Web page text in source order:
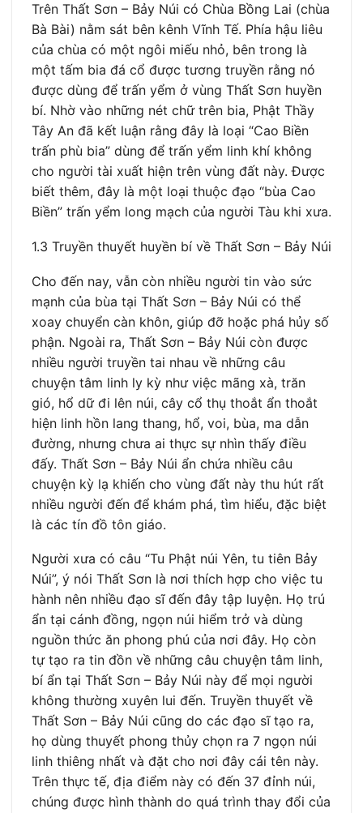
Trên Thất Sơn – Bảy Núi có Chùa Bồng Lai (chùa
Bà Bài) nằm sát bên kênh Vĩnh Tế. Phía hậu liêu
của chùa có một ngôi miếu nhỏ, bên trong là
một tấm bia đá cổ được tương truyền rằng nó
được dùng để trấn yểm ở vùng Thất Sơn huyền
bí. Nhờ vào những nét chữ trên bia, Phật Thầy
Tây An đã kết luận rằng đây là loại “Cao Biền
trấn phù bia” dùng để trấn yểm linh khí không
cho người tài xuất hiện trên vùng đất này. Được
biết thêm, đây là một loại thuộc đạo “bùa Cao
Biền” trấn yểm long mạch của người Tàu khi xưa.
1.3 Truyền thuyết huyền bí về Thất Sơn – Bảy Núi
Cho đến nay, vẫn còn nhiều người tin vào sức
mạnh của bùa tại Thất Sơn – Bảy Núi có thể
xoay chuyển càn khôn, giúp đỡ hoặc phá hủy số
phận. Ngoài ra, Thất Sơn – Bảy Núi còn được
nhiều người truyền tai nhau về những câu
chuyện tâm linh ly kỳ như việc mãng xà, trăn
gió, hổ dữ đi lên núi, cây cổ thụ thoắt ẩn thoắt
hiện linh hồn lang thang, hổ, voi, bùa, ma dẫn
đường, nhưng chưa ai thực sự nhìn thấy điều
đấy. Thất Sơn – Bảy Núi ẩn chứa nhiều câu
chuyện kỳ ​​lạ khiến cho vùng đất này thu hút rất
nhiều người đến để khám phá, tìm hiểu, đặc biệt
là các tín đồ tôn giáo.
Người xưa có câu “Tu Phật núi Yên, tu tiên Bảy
Núi”, ý nói Thất Sơn là nơi thích hợp cho việc tu
hành nên nhiều đạo sĩ đến đây tập luyện. Họ trú
ẩn tại cánh đồng, ngọn núi hiểm trở và dùng
nguồn thức ăn phong phú của nơi đây. Họ còn
tự tạo ra tin đồn về những câu chuyện tâm linh,
bí ẩn tại Thất Sơn – Bảy Núi này để mọi người
không thường xuyên lui đến. Truyền thuyết về
Thất Sơn – Bảy Núi cũng do các đạo sĩ tạo ra,
họ dùng thuyết phong thủy chọn ra 7 ngọn núi
linh thiêng nhất và đặt cho nơi đây cái tên này.
Trên thực tế, địa điểm này có đến 37 đỉnh núi,
chúng được hình thành do quá trình thay đổi của